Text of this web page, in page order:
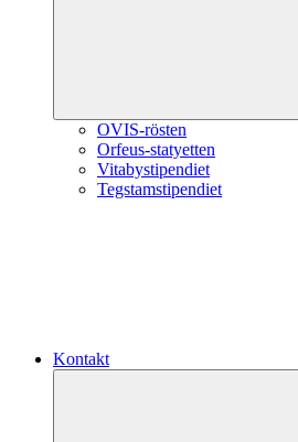
OVIS-rösten
Orfeus-statyetten
Vitabystipendiet
Tegstamstipendiet
Kontakt